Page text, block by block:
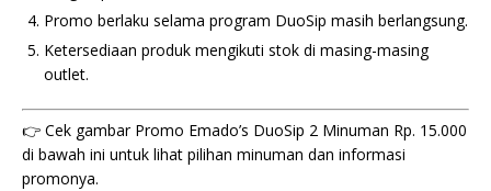
Promo berlaku selama program DuoSip masih berlangsung.
Ketersediaan produk mengikuti stok di masing-masing
outlet.
👉 Cek gambar Promo Emado’s DuoSip 2 Minuman Rp. 15.000
di bawah ini untuk lihat pilihan minuman dan informasi
promonya.